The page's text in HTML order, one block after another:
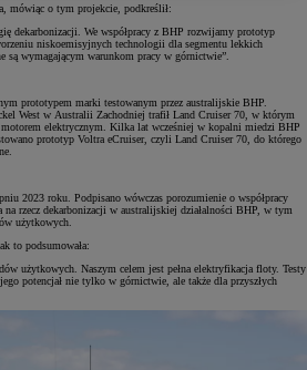
mówiąc o tym projekcie, podkreślił:
dekarbonizacji. We współpracy z BHP rozwijamy prototyp
niskoemisyjnych technologii dla segmentu lekkich
są wymagającym warunkom pracy w górnictwie”.
prototypem marki testowanym przez australijskie BHP.
West w Australii Zachodniej trafił Land Cruiser 70, w którym
elektrycznym. Kilka lat wcześniej w kopalni miedzi BHP
prototyp Voltra eCruiser, czyli Land Cruiser 70, do którego
2023 roku. Podpisano wówczas porozumienie o współpracy
rzecz dekarbonizacji w australijskiej działalności BHP, w tym
użytkowych.
to podsumowała:
użytkowych. Naszym celem jest pełna elektryfikacja floty. Testy
potencjał nie tylko w górnictwie, ale także dla przyszłych